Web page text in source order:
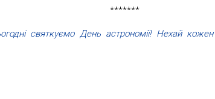
*******
святкуємо День астрономії! Нехай